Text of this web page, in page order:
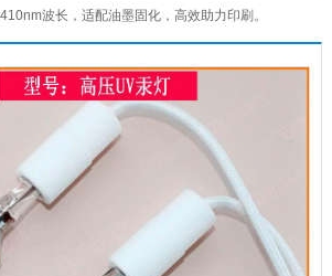
波长，适配油墨固化，高效助力印刷。